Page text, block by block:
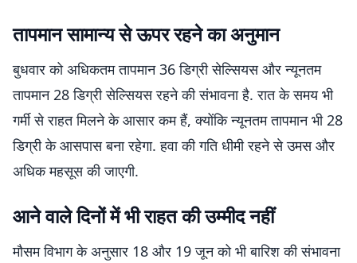
तापमान सामान्य से ऊपर रहने का अनुमान
बुधवार को अधिकतम तापमान 36 डिग्री सेल्सियस और न्यूनतम
तापमान 28 डिग्री सेल्सियस रहने की संभावना है. रात के समय भी
गर्मी से राहत मिलने के आसार कम हैं, क्योंकि न्यूनतम तापमान भी 28
डिग्री के आसपास बना रहेगा. हवा की गति धीमी रहने से उमस और
अधिक महसूस की जाएगी.
आने वाले दिनों में भी राहत की उम्मीद नहीं
मौसम विभाग के अनुसार 18 और 19 जून को भी बारिश की संभावना